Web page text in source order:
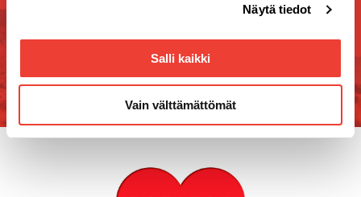
linkistä.
Näytä tiedot
Salli kaikki
Vain välttämättömät